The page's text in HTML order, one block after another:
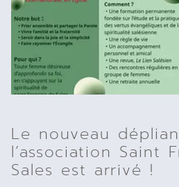
Le nouveau
l’association Saint
Sales est arrivé !